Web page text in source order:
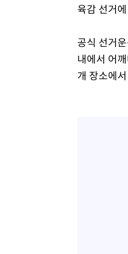
육감 선거
공식 선거
내에서 어
개 장소에